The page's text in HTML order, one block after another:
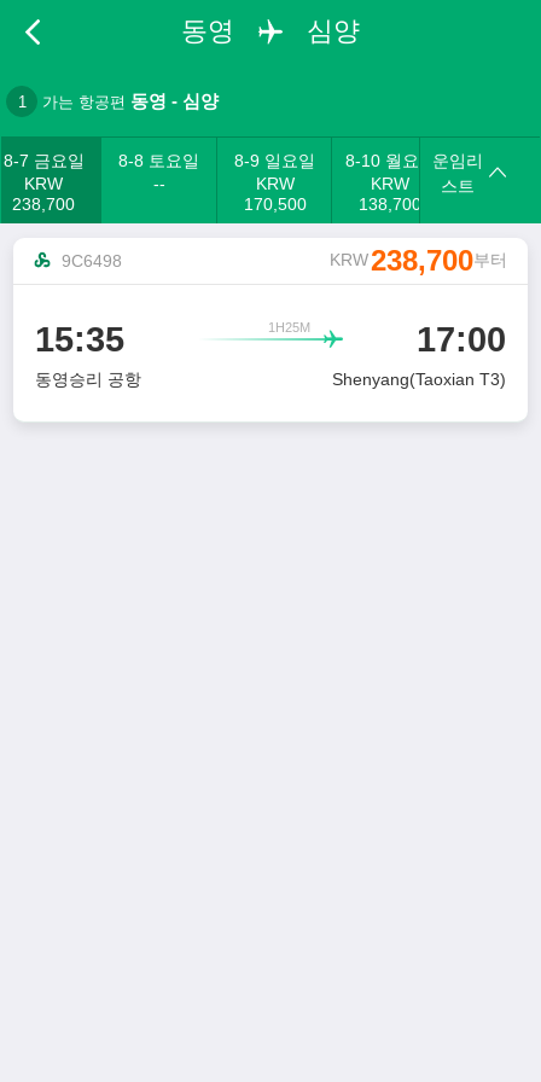
동영 심양
1 가는 항공편 동영 -심양
8-7 금요일
KRW
238,700
8-8 토요일
--
8-9 일요일
KRW
170,500
8-10 월요일
KRW
138,700
운임리
스트
9C6498 KRW238,700부터
15:35 1H25M
 17:00
동영승리 공항 Shenyang(Taoxian T3)